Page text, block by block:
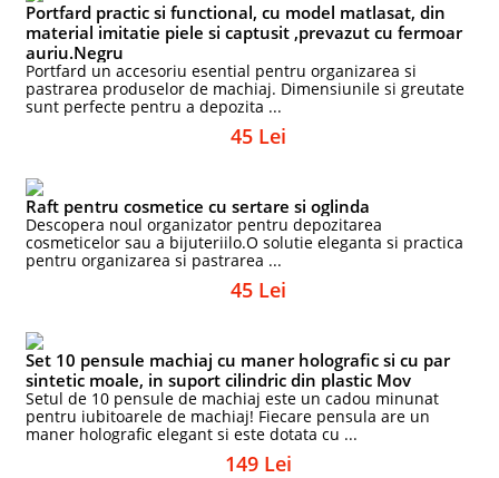
Portfard practic si functional, cu model matlasat, din
material imitatie piele si captusit ,prevazut cu fermoar
auriu.Negru
Portfard un accesoriu esential pentru organizarea si
pastrarea produselor de machiaj. Dimensiunile si greutate
sunt perfecte pentru a depozita ...
45 Lei
Raft pentru cosmetice cu sertare si oglinda
Descopera noul organizator pentru depozitarea
cosmeticelor sau a bijuteriilo.O solutie eleganta si practica
pentru organizarea si pastrarea ...
45 Lei
Set 10 pensule machiaj cu maner holografic si cu par
sintetic moale, in suport cilindric din plastic Mov
Setul de 10 pensule de machiaj este un cadou minunat
pentru iubitoarele de machiaj! Fiecare pensula are un
maner holografic elegant si este dotata cu ...
149 Lei